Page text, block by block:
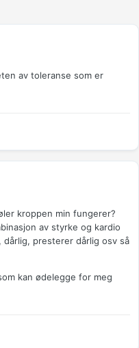
av toleranse som er
kroppen min fungerer?
av styrke og kardio
presterer dårlig osv så
kan ødelegge for meg